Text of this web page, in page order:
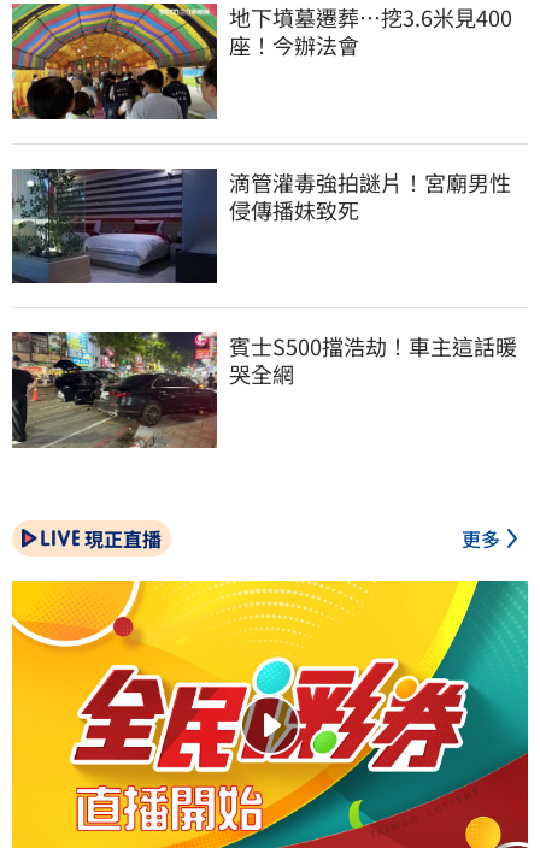
地下墳墓遷葬…挖3.6米見400
座！今辦法會
滴管灌毒強拍謎片！宮廟男性
侵傳播妹致死
賓士S500擋浩劫！車主這話暖
哭全網
現正直播 更多